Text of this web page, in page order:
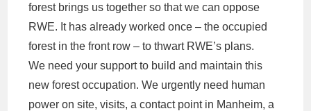
forest brings us together so that we can oppose
RWE. It has already worked once – the occupied
forest in the front row – to thwart RWE’s plans.
We need your support to build and maintain this
new forest occupation. We urgently need human
power on site, visits, a contact point in Manheim, a